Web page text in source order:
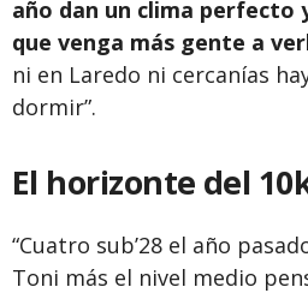
año dan un clima perfecto
que venga más gente a
ni en Laredo ni cercanías
dormir”.
El horizonte del
“Cuatro sub’28 el año
Toni más el nivel medio